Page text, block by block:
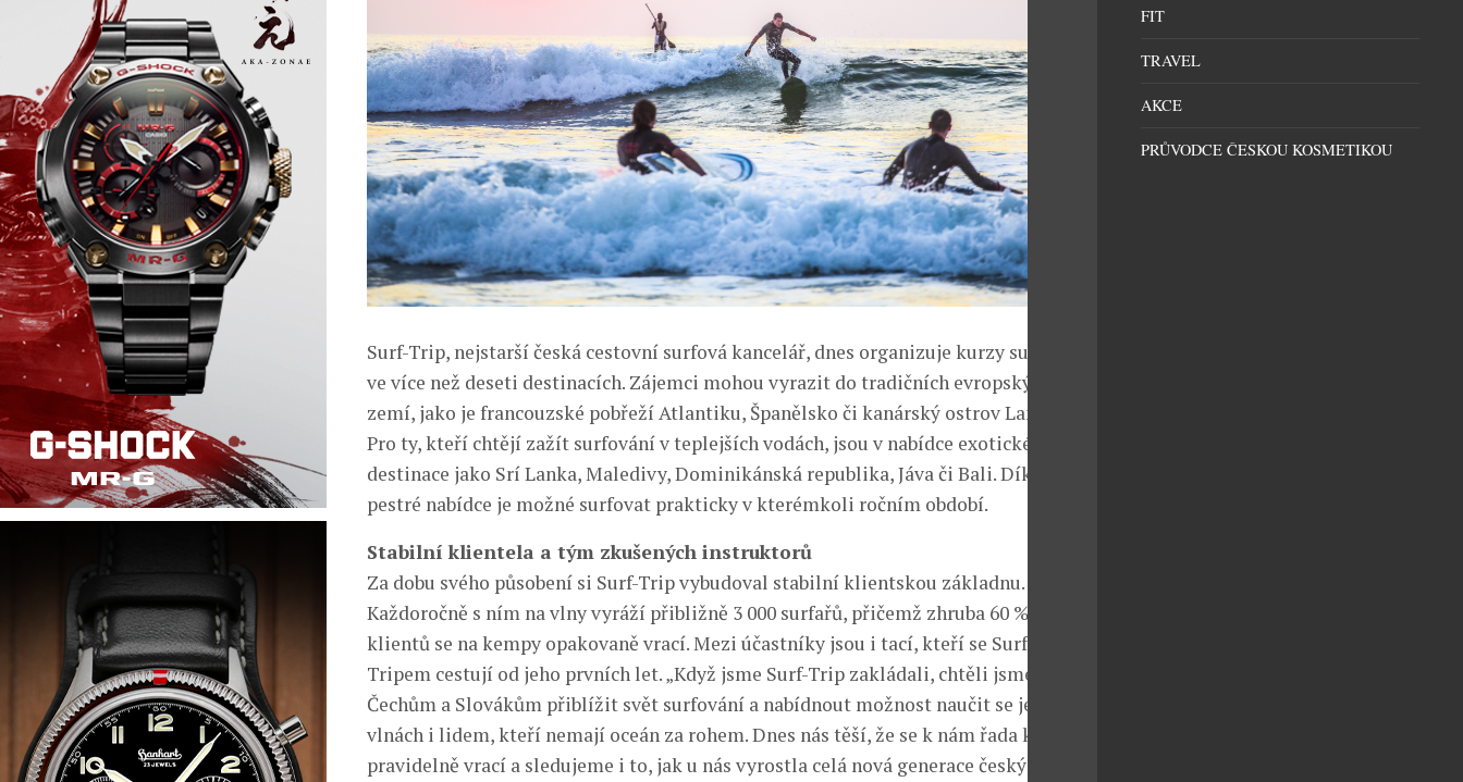
Surf-Trip, nejstarší česká cestovní surfová kancelář, dnes organizuje kurzy surfování
ve více než deseti destinacích. Zájemci mohou vyrazit do tradičních evropských
zemí, jako je francouzské pobřeží Atlantiku, Španělsko či kanárský ostrov Lanzarote.
Pro ty, kteří chtějí zažít surfování v teplejších vodách, jsou v nabídce exotické
destinace jako Srí Lanka, Maledivy, Dominikánská republika, Jáva či Bali. Díky
pestré nabídce je možné surfovat prakticky v kterémkoli ročním období.
Stabilní klientela a tým zkušených instruktorů
Za dobu svého působení si Surf-Trip vybudoval stabilní klientskou základnu.
Každoročně s ním na vlny vyráží přibližně 3 000 surfařů, přičemž zhruba 60 %
klientů se na kempy opakovaně vrací. Mezi účastníky jsou i tací, kteří se Surf-
Tripem cestují od jeho prvních let. „Když jsme Surf-Trip zakládali, chtěli jsme
Čechům a Slovákům přiblížit svět surfování a nabídnout možnost naučit se jezdit na
vlnách i lidem, kteří nemají oceán za rohem. Dnes nás těší, že se k nám řada klientů
pravidelně vrací a sledujeme i to, jak u nás vyrostla celá nová generace českých
FIT
TRAVEL
AKCE
PRŮVODCE ČESKOU KOSMETIKOU